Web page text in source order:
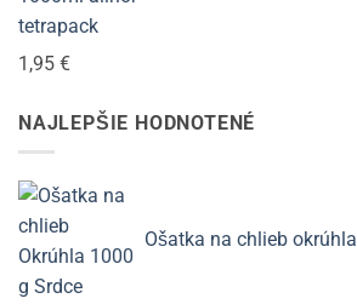
1,95 €
NAJLEPŠIE HODNOTENÉ
Ošatka na chlieb